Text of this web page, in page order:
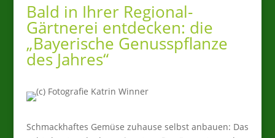
Bald in Ihrer Regional-
Gärtnerei entdecken: die
„Bayerische Genusspflanze
des Jahres“
Schmackhaftes Gemüse zuhause selbst anbauen: Das